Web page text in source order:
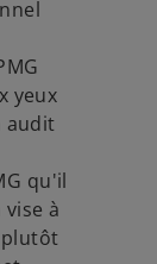
yeux
audit
qu'il
à
plutôt